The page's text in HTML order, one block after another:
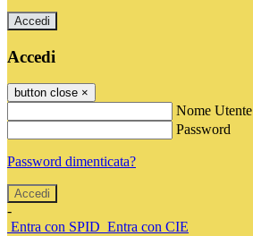
Accedi
Accedi
button close ×
Nome Utente
Password
Password dimenticata?
-
Entra con SPID Entra con CIE